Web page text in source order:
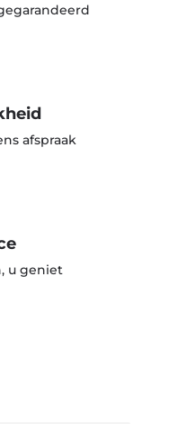
afspraak
u geniet